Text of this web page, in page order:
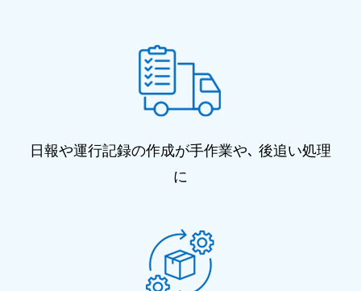
日報や運行記録の作成が手作業や､ 後追い処理
に